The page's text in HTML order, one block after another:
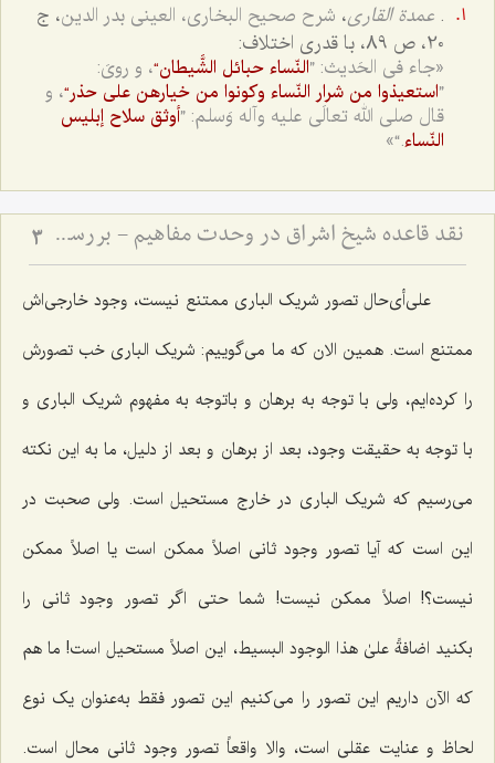
. عمدة القاری، شرح صحیح البخاری، العینی بدر الدین، ج
20، ص 89، با قدری اختلاف:
«جاء فی الحَدیث: ”النّساء حبائل الشَّیطان“، و رویَ:
”استعیذوا من شرار النّساء وکونوا من خیارهن على حذر“، و
قال صلى الله تعالَى علیه وآله وَسلم: ”أوثق سلاح إبلیس
النّساء.“»
نقد قاعده شیخ اشراق در وحدت مفاهیم - بررسی امکان انتزاع مفاهیم متعدد از ذات واحد 3
على‌أى‌حال تصور شریک البارى ممتنع نیست، وجود خارجی‌اش
ممتنع است. همین الان که ما مى‌گوییم: شریک البارى خب تصورش
را کرده‌ایم، ولى با توجه به برهان و باتوجه به مفهوم شریک البارى و
با توجه به حقیقت وجود، بعد از برهان و بعد از دلیل، ما به این نکته
مى‌رسیم که شریک البارى در خارج مستحیل است. ولى صحبت در
این است که آیا تصور وجود ثانى اصلاً ممکن است یا اصلاً ممکن
نیست؟! اصلاً ممکن نیست! شما حتی اگر تصور وجود ثانى را
بکنید اضافةً علىٰ هذا الوجود البسیط، این اصلاً مستحیل است! ما هم
که الآن داریم این تصور را مى‌کنیم این تصور فقط به‌عنوان یک نوع
لحاظ و عنایت عقلى است، والا واقعاً تصور وجود ثانى محال است.